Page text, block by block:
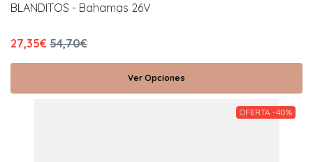
BLANDITOS - Bahamas 26V
27,35€ 54,70€
Ver Opciones
OFERTA -40%